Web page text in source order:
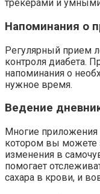
трекерами и
Напоминания о
Регулярный прием
контроля диабета.
напоминания о
нужное время.
Ведение
Многие приложения
котором вы можете
изменения в
помогает
сахара в крови, и